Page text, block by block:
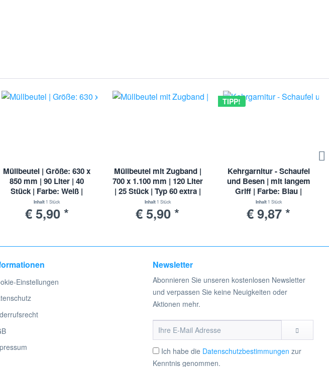
Müllbeutel | Größe: 630 x
850 mm | 90 Liter | 40
Stück | Farbe: Weiß |
extra stark | LDPE
Inhalt 1 Stück
€ 5,90 *
Müllbeutel mit Zugband |
700 x 1.100 mm | 120 Liter
| 25 Stück | Typ 60 extra |
LDPE
Inhalt 1 Stück
€ 5,90 *
TIPP!
Kehrgarnitur - Schaufel
und Besen | mit langem
Griff | Farbe: Blau |
Kehrbesen und
Kehrschaufel
Inhalt 1 Stück
€ 9,87 *
Einstellungen
Newsletter
Abonnieren Sie unseren kostenlosen Newsletter
und verpassen Sie keine Neuigkeiten oder
Aktionen mehr.
Ich habe die Datenschutzbestimmungen zur
Kenntnis genommen.